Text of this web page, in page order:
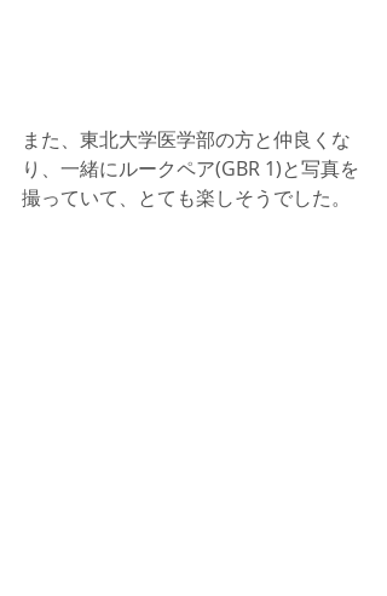
また、東北大学医学部の方と仲良くな
り、一緒にルークペア(GBR 1)と写真を
撮っていて、とても楽しそうでした。